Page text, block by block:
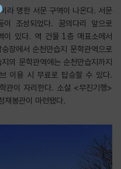
라 명한 서문 구역이 나온다. 서문
이 조성되었다. 꿈의다리 앞으로
이 있다. 역 건물 1층 매표소에서
장에서 순천만습지 문학관역으로
의 문학관역에는 순천만습지까지
이용 시 무료로 탑승할 수 있다.
관이 자리한다. 소설 <무진기행>
채봉관이 마련됐다.